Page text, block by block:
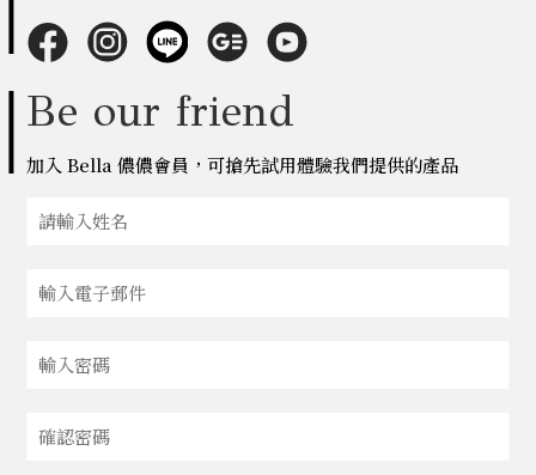
Be our friend
加入 Bella 儂儂會員，可搶先試用體驗我們提供的產品